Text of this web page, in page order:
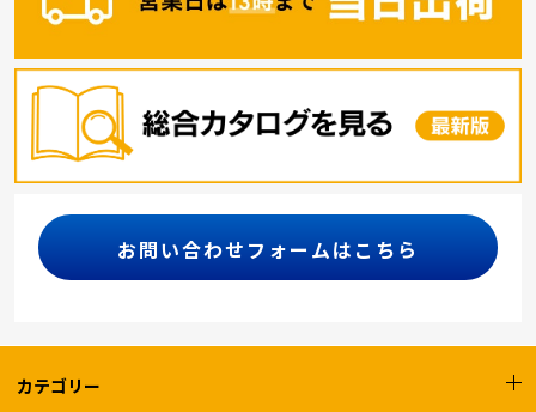
お問い合わせフォームはこちら
カテゴリー